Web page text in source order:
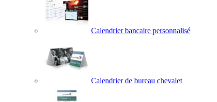
Calendrier bancaire personnalisé
Calendrier de bureau chevalet